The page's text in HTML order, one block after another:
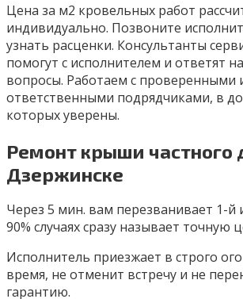
Цена за м2 кровельных работ
индивидуально. Позвоните
узнать расценки. Консультанты
помогут с исполнителем и ответят
вопросы. Работаем с проверенными
ответственными подрядчиками, в
которых уверены.
Ремонт крыши частного
Дзержинске
Через 5 мин. вам перезванивает 1-й
90% случаях сразу называет точную
Исполнитель приезжает в строго
время, не отменит встречу и не
гарантию.